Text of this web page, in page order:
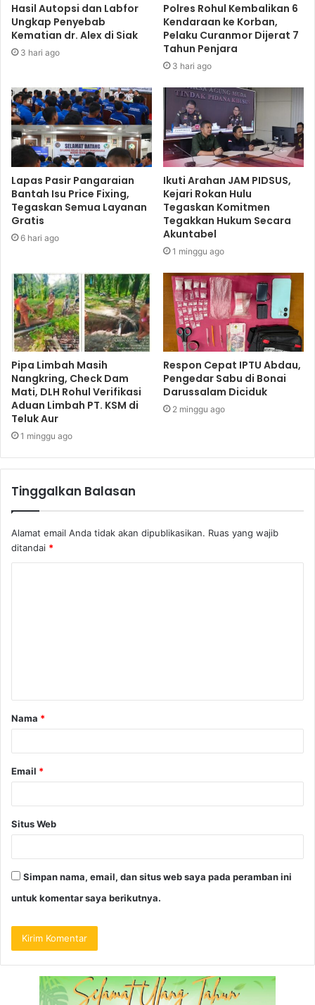
Hasil Autopsi dan Labfor
Ungkap Penyebab
Kematian dr. Alex di Siak
3 hari ago
Polres Rohul Kembalikan 6
Kendaraan ke Korban,
Pelaku Curanmor Dijerat 7
Tahun Penjara
3 hari ago
Lapas Pasir Pangaraian
Bantah Isu Price Fixing,
Tegaskan Semua Layanan
Gratis
6 hari ago
Ikuti Arahan JAM PIDSUS,
Kejari Rokan Hulu
Tegaskan Komitmen
Tegakkan Hukum Secara
Akuntabel
1 minggu ago
Pipa Limbah Masih
Nangkring, Check Dam
Mati, DLH Rohul Verifikasi
Aduan Limbah PT. KSM di
Teluk Aur
1 minggu ago
Respon Cepat IPTU Abdau,
Pengedar Sabu di Bonai
Darussalam Diciduk
2 minggu ago
Tinggalkan Balasan
Alamat email Anda tidak akan dipublikasikan. Ruas yang wajib
ditandai *
Nama *
Email *
Situs Web
Simpan nama, email, dan situs web saya pada peramban ini
untuk komentar saya berikutnya.